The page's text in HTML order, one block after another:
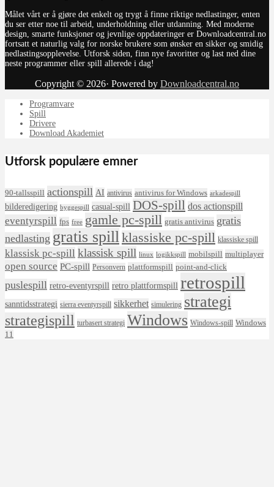
Målet vårt er å gjøre det enkelt og trygt å finne riktige nedlastinger, enten
du ser etter noe til arbeid, underholdning eller utdanning. Med moderne
design, smarte funksjoner og jevnlige oppdateringer er Downloadcentral.no
fortsatt et naturlig valg for norske brukere som ønsker en sikker og smidig
nedlastingsopplevelse. Utforsk siden, finn nye favoritter og last ned dine
neste programmer eller spill allerede i dag!
Copyright © 2026· Powered by Downloadcentral.no
Programvare
Spill
Drivere
Download Akademiet
Utforsk populære emner
90-tallsspill actionspill AI antivirus antivirus for Windows arkadespill
bilderedigering byggespill casual-spill DOS-spill dos actionspill
eventyrspill fps free gamle pc-spill gratis antivirus gratis
nedlasting gratis spill klassiske pc-spill klassiske spill
klassisk pc-spill klassisk spill linux logikkspill mobilspill multiplayer
open source PC-spill Personvern plattformspill point-and-click
puslespill retro-eventyrspill retro plattformspill retrospill
sanntidsstrategi sierra eventyrspill sikkerhet simulering strategi
strategispill turbasert strategi Windows Windows-spill Windows
11